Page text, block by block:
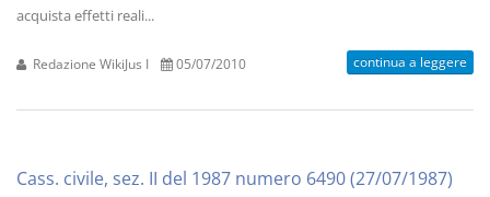
acquista effetti reali...
Redazione WikiJus I 05/07/2010 continua a leggere
Cass. civile, sez. II del 1987 numero 6490 (27/07/1987)